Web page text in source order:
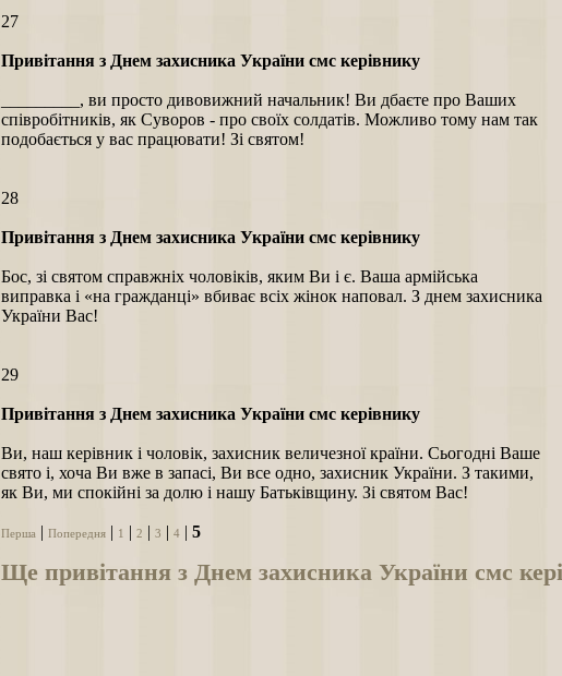
27
Привітання з Днем захисника України смс керівнику
_________, ви просто дивовижний начальник! Ви дбаєте про Ваших
співробітників, як Суворов - про своїх солдатів. Можливо тому нам так
подобається у вас працювати! Зі святом!
28
Привітання з Днем захисника України смс керівнику
Бос, зі святом справжніх чоловіків, яким Ви і є. Ваша армійська
виправка і «на гражданці» вбиває всіх жінок наповал. З днем захисника
України Вас!
29
Привітання з Днем захисника України смс керівнику
Ви, наш керівник і чоловік, захисник величезної країни. Сьогодні Ваше
свято і, хоча Ви вже в запасі, Ви все одно, захисник України. З такими,
як Ви, ми спокійні за долю і нашу Батьківщину. Зі святом Вас!
Перша Попередня 1 2 3 4 5
Ще привітання з Днем захисника України смс